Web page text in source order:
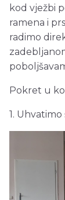
kod vježbi
ramena i
radimo
Pokret u
1.